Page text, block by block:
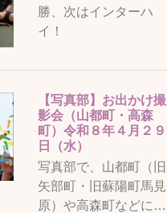
勝、次はインターハ
イ！
【写真部】お出かけ撮
影会（山都町・高森
町）令和８年４月２９
日（水）
写真部で、山都町（旧
矢部町・旧蘇陽町馬見
原）や高森町などに…